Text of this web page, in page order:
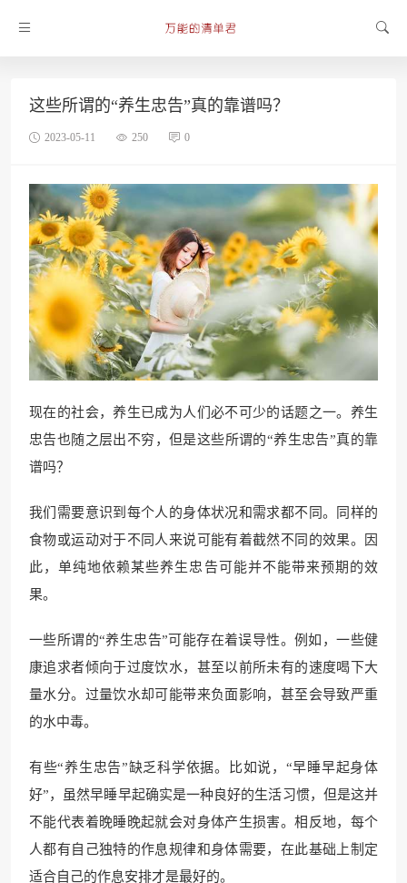
这些所谓的“养生忠告”真的靠谱吗？
2023-05-11 250 0
现在的社会，养生已成为人们必不可少的话题之一。养生
忠告也随之层出不穷，但是这些所谓的“养生忠告”真的靠
谱吗？
我们需要意识到每个人的身体状况和需求都不同。同样的
食物或运动对于不同人来说可能有着截然不同的效果。因
此，单纯地依赖某些养生忠告可能并不能带来预期的效
果。
一些所谓的“养生忠告”可能存在着误导性。例如，一些健
康追求者倾向于过度饮水，甚至以前所未有的速度喝下大
量水分。过量饮水却可能带来负面影响，甚至会导致严重
的水中毒。
有些“养生忠告”缺乏科学依据。比如说，“早睡早起身体
好”，虽然早睡早起确实是一种良好的生活习惯，但是这并
不能代表着晚睡晚起就会对身体产生损害。相反地，每个
人都有自己独特的作息规律和身体需要，在此基础上制定
适合自己的作息安排才是最好的。